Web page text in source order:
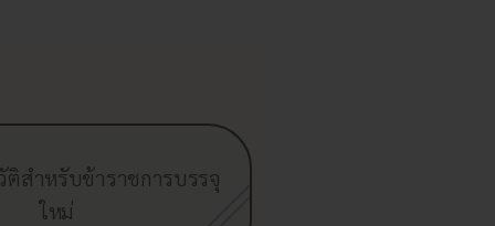
ติสำหรับข้าราชการบรรจุ
ใหม่